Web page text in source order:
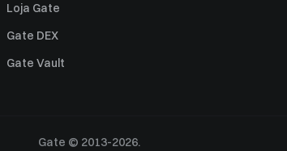
Loja Gate
Gate DEX
Gate Vault
Gate © 2013-2026.